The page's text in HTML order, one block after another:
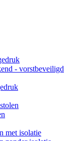
- vorstbeveiligd
met isolatie